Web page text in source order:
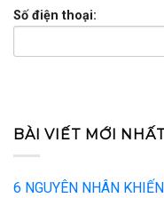
Số điện thoại:
BÀI VIẾT MỚI
6 NGUYÊN NHÂN